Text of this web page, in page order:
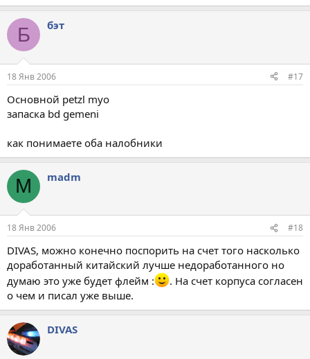
Б бэт
18 Янв 2006 #17
Основной petzl myo
запаска bd gemeni
как понимаете оба налобники
M madm
18 Янв 2006 #18
DIVAS, можно конечно поспорить на счет того насколько
доработанный китайский лучше недоработанного но
думаю это уже будет флейм :
. На счет корпуса согласен
о чем и писал уже выше.
DIVAS